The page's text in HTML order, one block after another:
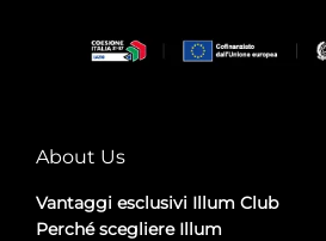
About Us
Vantaggi esclusivi Illum Club
Perché scegliere Illum